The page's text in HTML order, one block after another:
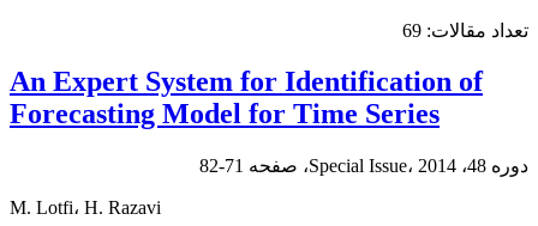
تعداد مقالات: 69
An Expert System for Identification of
Forecasting Model for Time Series
دوره 48، Special Issue، 2014، صفحه 71-82
M. Lotfi، H. Razavi